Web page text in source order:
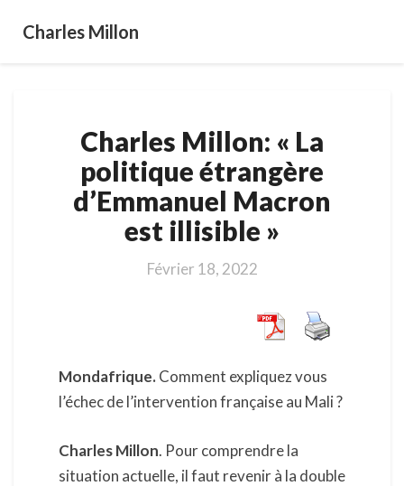
Charles Millon
Millon:
« La
politique
étrangère
d’Emmanuel
Macron
illisible »
Charles Millon: « La
politique étrangère
d’Emmanuel Macron
est illisible »
Février 18, 2022
Mondafrique.Comment expliquez vous
l’échec de l’intervention française au Mali ?
Charles Millon. Pour comprendre la
situation actuelle, il faut revenir à la double